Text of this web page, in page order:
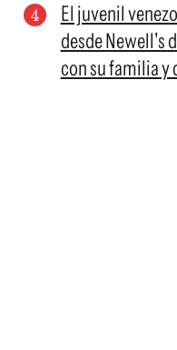
El juvenil
desde Newell's
con su familia y